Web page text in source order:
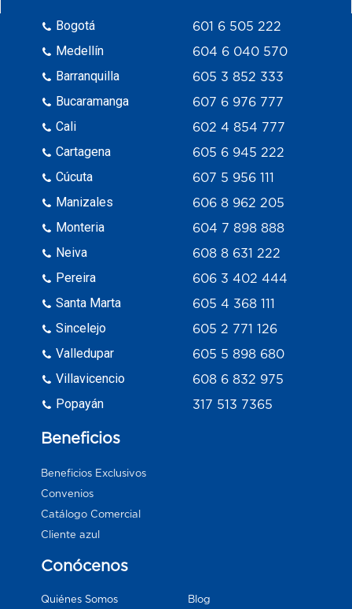
Bogotá
Medellín
Barranquilla
Bucaramanga
Cali
Cartagena
Cúcuta
Manizales
Monteria
Neiva
Pereira
Santa Marta
Sincelejo
Valledupar
Villavicencio
Popayán
601 6 505 222
604 6 040 570
605 3 852 333
607 6 976 777
602 4 854 777
605 6 945 222
607 5 956 111
606 8 962 205
604 7 898 888
608 8 631 222
606 3 402 444
605 4 368 111
605 2 771 126
605 5 898 680
608 6 832 975
317 513 7365
Beneficios
Beneficios Exclusivos
Convenios
Catálogo Comercial
Cliente azul
Conócenos
Quiénes Somos
Blog